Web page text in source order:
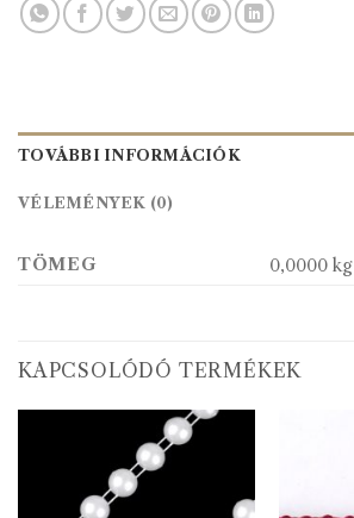
TOVÁBBI INFORMÁCIÓK
VÉLEMÉNYEK (0)
TÖMEG 0,0000 kg
KAPCSOLÓDÓ TERMÉKEK